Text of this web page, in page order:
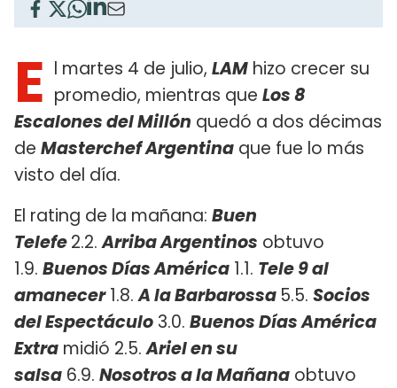
E l martes 4 de julio, LAM hizo crecer su
promedio, mientras que Los 8
Escalones del Millón quedó a dos décimas
de Masterchef Argentina que fue lo más
visto del día.
El rating de la mañana: Buen
Telefe2.2.Arriba Argentinos obtuvo
1.9. Buenos Días América 1.1. Tele 9 al
amanecer1.8.A la Barbarossa5.5. Socios
del Espectáculo 3.0. Buenos Días América
Extra midió 2.5.Ariel en su
salsa 6.9. Nosotros a la Mañana obtuvo